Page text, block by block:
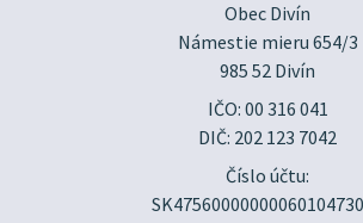
Obec Divín
Námestie mieru 654/3
985 52 Divín
IČO: 00 316 041
DIČ: 202 123 7042
Číslo účtu: